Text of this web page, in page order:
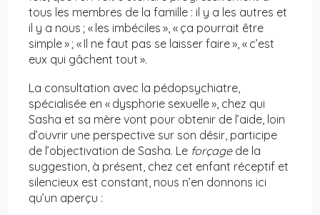
tous les membres de la famille : il y a les autres et
il y a nous ; « les imbéciles », « ça pourrait être
simple » ; « Il ne faut pas se laisser faire », « c’est
eux qui gâchent tout ».
La consultation avec la pédopsychiatre,
spécialisée en « dysphorie sexuelle », chez qui
Sasha et sa mère vont pour obtenir de l’aide, loin
d’ouvrir une perspective sur son désir, participe
de l’objectivation de Sasha. Le forçage de la
suggestion, à présent, chez cet enfant réceptif et
silencieux est constant, nous n’en donnons ici
qu’un aperçu :